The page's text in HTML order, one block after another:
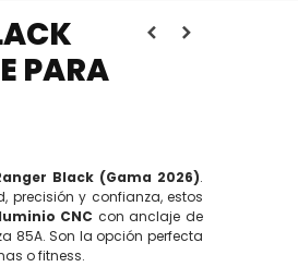
PARA
Black (Gama 2026).
precisión y confianza, estos
CNC con anclaje de
85A. Son la opción perfecta
o fitness.